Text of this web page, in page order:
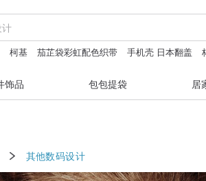
柯基 茄芷袋彩虹配色织带 手机壳 日本翻盖
饰品 包包提袋 居
其他数码设计